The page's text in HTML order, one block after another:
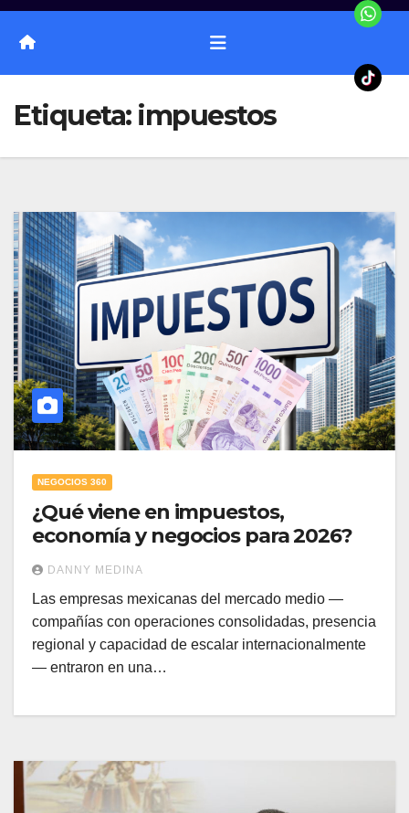
Etiqueta: impuestos
NEGOCIOS 360
¿Qué viene en impuestos,
economía y negocios para 2026?
DANNY MEDINA
Las empresas mexicanas del mercado medio —
compañías con operaciones consolidadas, presencia
regional y capacidad de escalar internacionalmente
— entraron en una…